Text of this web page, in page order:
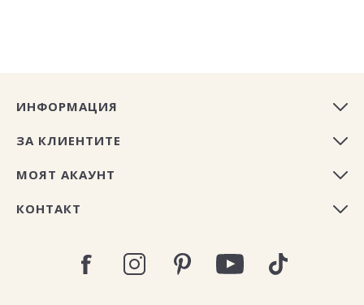
ИНФОРМАЦИЯ
ЗА КЛИЕНТИТЕ
МОЯТ АКАУНТ
КОНТАКТ